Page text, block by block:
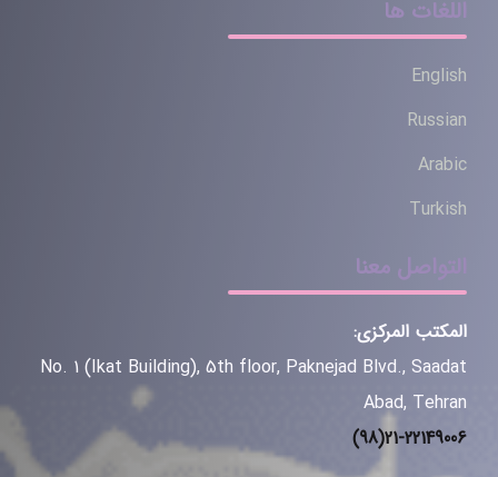
اللغات ها
English
Russian
Arabic
Turkish
التواصل معنا
المكتب المركزي:
No. 1 (Ikat Building), 5th floor, Paknejad Blvd., Saadat
Abad, Tehran
(98)21-22149006